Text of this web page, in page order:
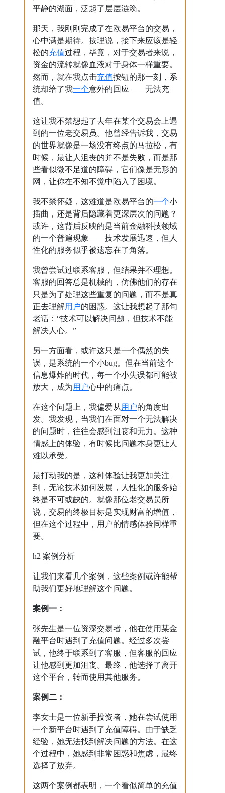
平静的湖面，泛起了层层涟漪。
那天，我刚刚完成了在欧易平台的交易，
心中满是期待。按理说，接下来应该是轻
松的充值过程，毕竟，对于交易者来说，
资金的流转就像血液对于身体一样重要。
然而，就在我点击充值按钮的那一刻，系
统却给了我一个意外的回应——无法充
值。
这让我不禁想起了去年在某个交易会上遇
到的一位老交易员。他曾经告诉我，交易
的世界就像是一场没有终点的马拉松，有
时候，最让人沮丧的并不是失败，而是那
些看似微不足道的障碍，它们像是无形的
网，让你在不知不觉中陷入了困境。
我不禁怀疑，这难道是欧易平台的一个小
插曲，还是背后隐藏着更深层次的问题？
或许，这背后反映的是当前金融科技领域
的一个普遍现象——技术发展迅速，但人
性化的服务似乎被遗忘在了角落。
我曾尝试过联系客服，但结果并不理想。
客服的回答总是机械的，仿佛他们的存在
只是为了处理这些重复的问题，而不是真
正去理解用户的困惑。这让我想起了那句
老话：“技术可以解决问题，但技术不能
解决人心。”
另一方面看，或许这只是一个偶然的失
误，是系统的一个小bug。但在当前这个
信息爆炸的时代，每一个小失误都可能被
放大，成为用户心中的痛点。
在这个问题上，我偏爱从用户的角度出
发。我发现，当我们在面对一个无法解决
的问题时，往往会感到沮丧和无力。这种
情感上的体验，有时候比问题本身更让人
难以承受。
最打动我的是，这种体验让我更加关注
到，无论技术如何发展，人性化的服务始
终是不可或缺的。就像那位老交易员所
说，交易的终极目标是实现财富的增值，
但在这个过程中，用户的情感体验同样重
要。
h2 案例分析
让我们来看几个案例，这些案例或许能帮
助我们更好地理解这个问题。
案例一：
张先生是一位资深交易者，他在使用某金
融平台时遇到了充值问题。经过多次尝
试，他终于联系到了客服，但客服的回应
让他感到更加沮丧。最终，他选择了离开
这个平台，转而使用其他服务。
案例二：
李女士是一位新手投资者，她在尝试使用
一个新平台时遇到了充值障碍。由于缺乏
经验，她无法找到解决问题的方法。在这
个过程中，她感到非常困惑和焦虑，最终
选择了放弃。
这两个案例都表明，一个看似简单的充值